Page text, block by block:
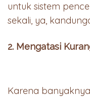
untuk sistem
sekali, ya,
2. Mengatasi
Karena